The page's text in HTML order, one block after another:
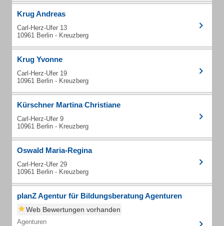
Krug Andreas
Carl-Herz-Ufer 13
10961 Berlin - Kreuzberg
Krug Yvonne
Carl-Herz-Ufer 19
10961 Berlin - Kreuzberg
Kürschner Martina Christiane
Carl-Herz-Ufer 9
10961 Berlin - Kreuzberg
Oswald Maria-Regina
Carl-Herz-Ufer 29
10961 Berlin - Kreuzberg
planZ Agentur für Bildungsberatung Agenturen
Web Bewertungen vorhanden
Agenturen